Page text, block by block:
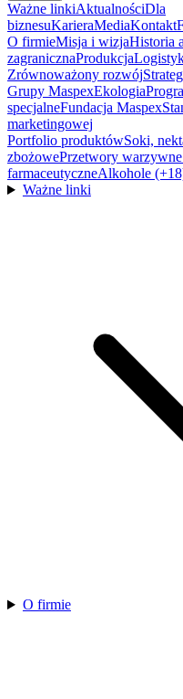
Ważne linkiAktualnościDla
biznesuKarieraMediaKontakt
O firmieMisja i wizjaHistoria
zagranicznaProdukcja
Zrównoważony rozwój
Grupy MaspexEkologia
specjalneFundacja Maspex
marketingowej
Portfolio produktówSoki,
zbożowePrzetwory
farmaceutyczneAlkohole
Ważne linki
O firmie